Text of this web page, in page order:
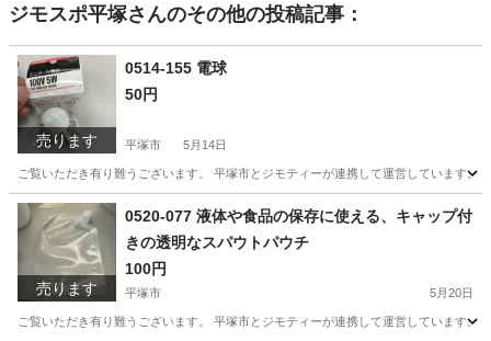
ジモスポ平塚さんのその他の投稿記事：
売ります
0514-155 電球
50円
平塚市 5月14日
ご覧いただき有り難うございます。 平塚市とジモティーが連携して運営していま
神奈川 平塚市 スポーツ リユース
売ります
0520-077 液体や食品の保存に使える、キャップ付
きの透明なスパウトパウチ
100円
平塚市 5月20日
ご覧いただき有り難うございます。 平塚市とジモティーが連携して運営していま